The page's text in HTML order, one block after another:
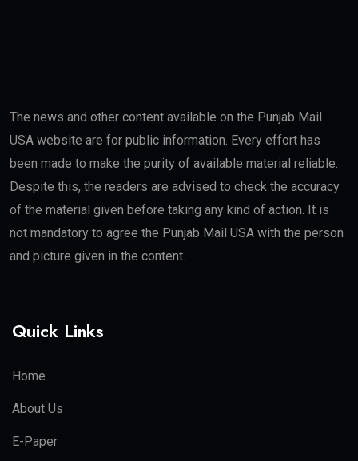
The news and other content available on the Punjab Mail
USA website are for public information. Every effort has
been made to make the purity of available material reliable.
Despite this, the readers are advised to check the accuracy
of the material given before taking any kind of action. It is
not mandatory to agree the Punjab Mail USA with the person
and picture given in the content.
Quick Links
Home
About Us
E-Paper